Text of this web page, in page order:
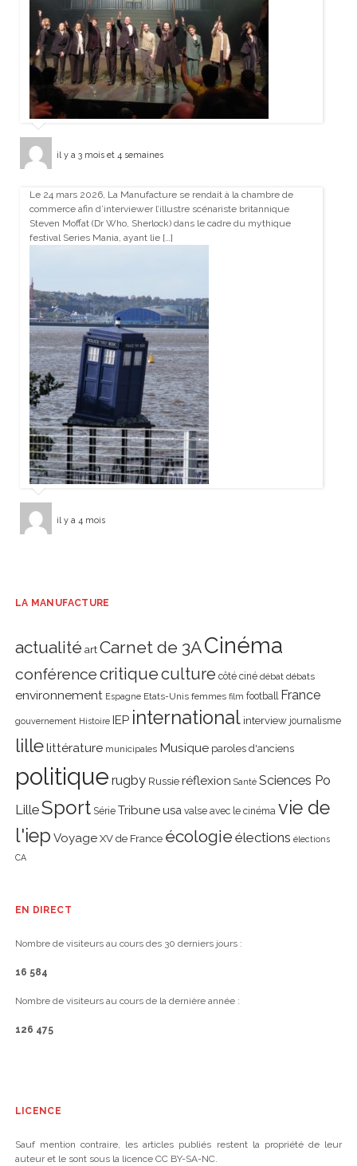
il y a 3 mois et 4 semaines
Le 24 mars 2026, La Manufacture se rendait à la chambre de
commerce afin d’interviewer l’illustre scénariste britannique
Steven Moffat (Dr Who, Sherlock) dans le cadre du mythique
festival Series Mania, ayant lie […]
il y a 4 mois
LA MANUFACTURE
actualité art Carnet de 3ACinéma
conférencecritiqueculture côté ciné débat débats
environnement Espagne Etats-Unis femmes film football France
gouvernement Histoire IEP international interview journalisme
lillelittérature municipales Musique paroles d'anciens
politique rugby Russie réflexion Santé Sciences Po
LilleSport Série Tribune usa valse avec le cinéma vie de
l'iep Voyage XV de France écologie élections élections
CA
EN DIRECT
Nombre de visiteurs au cours des 30 derniers jours :
16 584
Nombre de visiteurs au cours de la dernière année :
126 475
LICENCE
Sauf mention contraire, les articles publiés restent la propriété de leur
auteur et le sont sous la licence CC BY-SA-NC.